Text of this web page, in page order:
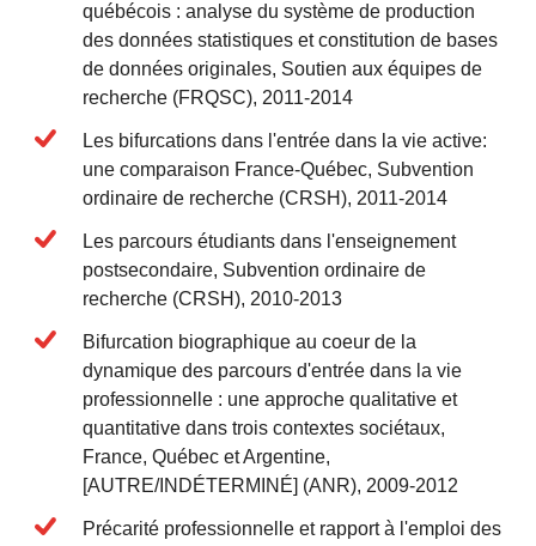
québécois : analyse du système de production
des données statistiques et constitution de bases
de données originales, Soutien aux équipes de
recherche (FRQSC), 2011-2014
Les bifurcations dans l'entrée dans la vie active:
une comparaison France-Québec, Subvention
ordinaire de recherche (CRSH), 2011-2014
Les parcours étudiants dans l'enseignement
postsecondaire, Subvention ordinaire de
recherche (CRSH), 2010-2013
Bifurcation biographique au coeur de la
dynamique des parcours d'entrée dans la vie
professionnelle : une approche qualitative et
quantitative dans trois contextes sociétaux,
France, Québec et Argentine,
[AUTRE/INDÉTERMINÉ] (ANR), 2009-2012
Précarité professionnelle et rapport à l'emploi des